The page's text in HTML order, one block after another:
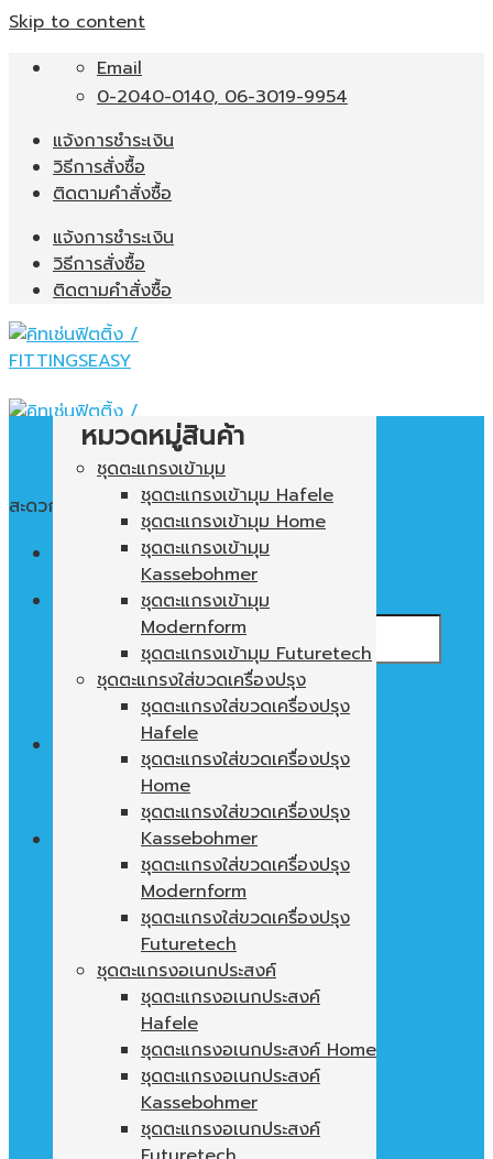
Skip to content
Email
0-2040-0140, 06-3019-9954
แจ้งการชำระเงิน
วิธีการสั่งซื้อ
ติดตามคำสั่งซื้อ
แจ้งการชำระเงิน
วิธีการสั่งซื้อ
ติดตามคำสั่งซื้อ
สะดวก ใช้งานง่าย พื้นที่ในตู้ไม่เปล่าประโยชน์
ไม่มีสินค้าในตะกร้า
ตะกร้าสินค้า
ไม่มีสินค้าในตะกร้า
หมวดหมู่สินค้า
ชุดตะแกรงเข้ามุม
ชุดตะแกรงเข้ามุม Hafele
ชุดตะแกรงเข้ามุม Home
ชุดตะแกรงเข้ามุม
Kassebohmer
ชุดตะแกรงเข้ามุม
Modernform
ชุดตะแกรงเข้ามุม Futuretech
ชุดตะแกรงใส่ขวดเครื่องปรุง
ชุดตะแกรงใส่ขวดเครื่องปรุง
Hafele
ชุดตะแกรงใส่ขวดเครื่องปรุง
Home
ชุดตะแกรงใส่ขวดเครื่องปรุง
Kassebohmer
ชุดตะแกรงใส่ขวดเครื่องปรุง
Modernform
ชุดตะแกรงใส่ขวดเครื่องปรุง
Futuretech
ชุดตะแกรงอเนกประสงค์
ชุดตะแกรงอเนกประสงค์
Hafele
ชุดตะแกรงอเนกประสงค์ Home
ชุดตะแกรงอเนกประสงค์
Kassebohmer
ชุดตะแกรงอเนกประสงค์